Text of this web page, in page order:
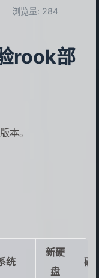
浏览量: 284
rook部
本。
统
新硬
盘
磁